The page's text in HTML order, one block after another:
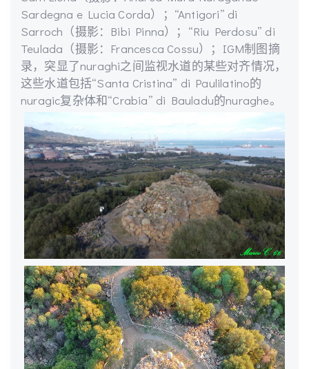
Sardegna e Lucia Corda）；“Antigori” di
Sarroch（摄影：Bibi Pinna）；“Riu Perdosu” di
Teulada（摄影：Francesca Cossu）；IGM制图摘
录，突显了nuraghi之间监视水道的某些对齐情况，
这些水道包括“Santa Cristina” di Paulilatino的
nuragic复杂体和“Crabia” di Bauladu的nuraghe。